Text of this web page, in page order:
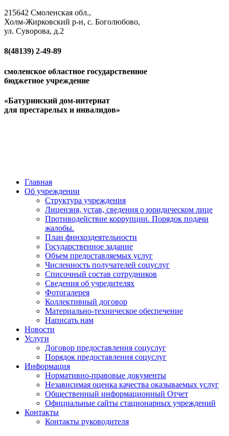
215642 Смоленская обл.,
Холм-Жирковский р-н, с. Боголюбово,
ул. Суворова, д.2
8(48139) 2-49-89
смоленское областное государственное
бюджетное учреждение
«Батуринский дом-интернат
для престарелых и инвалидов»
Главная
Об учреждении
Структура учреждения
Лицензия, устав, сведения о юридическом лице
Противодействие коррупции. Порядок подачи
жалобы.
План финхоздеятельности
Государственное задание
Объем предоставляемых услуг
Численность получателей соцуслуг
Списочный состав сотрудников
Сведения об учредителях
Фотогалерея
Коллективный договор
Материально-техническое обеспечение
Написать нам
Новости
Услуги
Договор предоставления соцуслуг
Порядок предоставления соцуслуг
Информация
Нормативно-правовые документы
Независимая оценка качества оказываемых услуг
Общественный информационный Отчет
Официальные сайты стационарных учреждений
Контакты
Контакты руководителя